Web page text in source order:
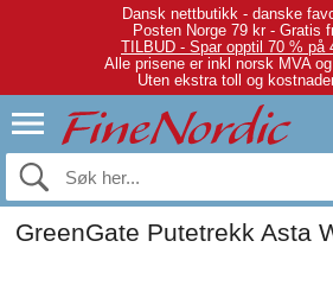
Dansk nettbutikk - danske
Posten Norge 79 kr - Gratis
TILBUD - Spar opptil 70 % på
Alle prisene er inkl norsk MVA
Uten ekstra toll og
GreenGate Putetrekk Asta